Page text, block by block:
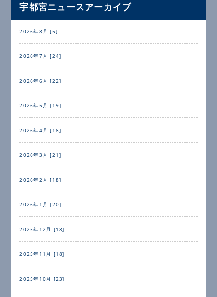
宇都宮ニュースアーカイブ
2026年8月 [5]
2026年7月 [24]
2026年6月 [22]
2026年5月 [19]
2026年4月 [18]
2026年3月 [21]
2026年2月 [18]
2026年1月 [20]
2025年12月 [18]
2025年11月 [18]
2025年10月 [23]